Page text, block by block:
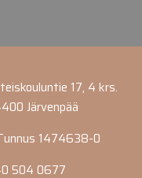
17, 4 krs.
Järvenpää
1474638-0
504 0677